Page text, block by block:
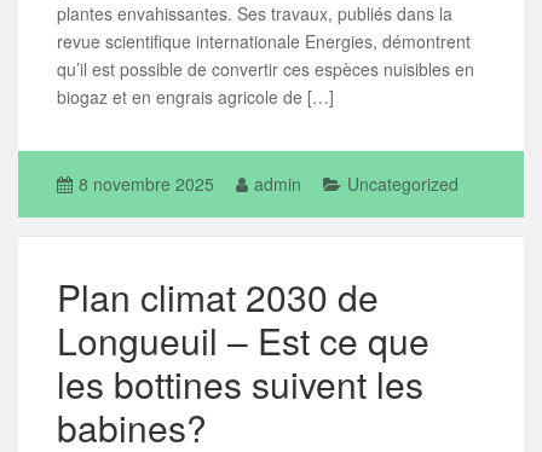
plantes envahissantes. Ses travaux, publiés dans la
revue scientifique internationale Energies, démontrent
qu’il est possible de convertir ces espèces nuisibles en
biogaz et en engrais agricole de […]
8 novembre 2025 admin Uncategorized
Plan climat 2030 de
Longueuil – Est ce que
les bottines suivent les
babines?